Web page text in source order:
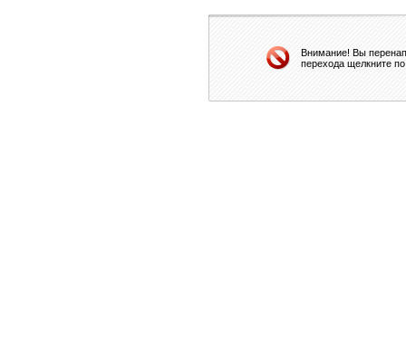
Внимание! Вы
перехода щелкните